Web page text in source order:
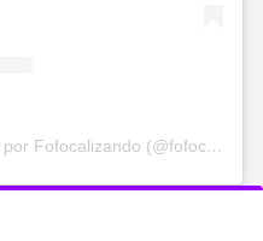
Uma publicação compartilhada por Fofocalizando (@fofocalizando)